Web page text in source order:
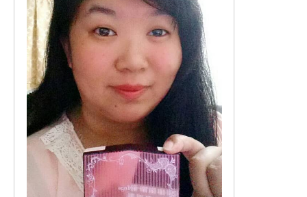
人變年輕 ，果然是真的 ！??? 看著自己
紅紅的臉頰 ，我很滿意 ！❤ 這是一個很
棒的體驗活動 ！??? 再一次感謝 #美周
報iBEAUTYREPORT 提供這麼優質的
午茶活動 ！
粉體美肌設計 - 實現自然裸肌的完妝感 ,
使粉體可以均勻服貼肌膚的新配方 / 光線
運用技術 - 巧妙運用紅光 , 讓肌膚毛孔與
不均勻不明顯 ! " 此款粉餅具備遮蓋力的
同時 , 能均勻塗抹 , 特別開發能讓紅光通
過肌膚的粉體 , 使用後 , 一別過往產品呈
現的顆粒感與明顯毛孔 ; 新產品能呈現出
漂亮肌膚'輕薄透亮的妝感 X10小時 ! 我
此次試用的顏色 - SOFINA Primavista 輕
透裸膚長效粉餅 升級版 OC05 自然膚色
, 粉餅色系自然 , 妝感輕薄 , 粉感不厚重 ,
非常適合夏天使用 ! 巧妙的修飾了我肌膚